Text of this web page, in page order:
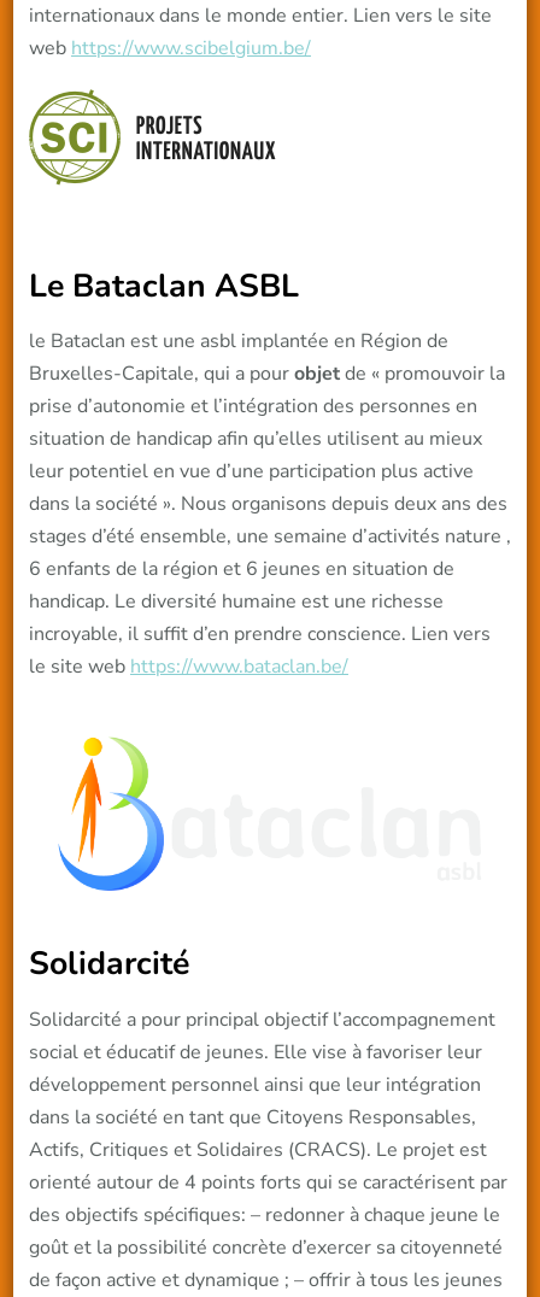
internationaux dans le monde entier. Lien vers le site
web https://www.scibelgium.be/
Le Bataclan ASBL
le Bataclan est une asbl implantée en Région de
Bruxelles-Capitale, qui a pourobjetde « promouvoir la
prise d’autonomie et l’intégration des personnes en
situation de handicap afin qu’elles utilisent au mieux
leur potentiel en vue d’une participation plus active
dans la société ». Nous organisons depuis deux ans des
stages d’été ensemble, une semaine d’activités nature ,
6 enfants de la région et 6 jeunes en situation de
handicap. Le diversité humaine est une richesse
incroyable, il suffit d’en prendre conscience. Lien vers
le site webhttps://www.bataclan.be/
Solidarcité
Solidarcité a pour principal objectif l’accompagnement
social et éducatif de jeunes. Elle vise à favoriser leur
développement personnel ainsi que leur intégration
dans la société en tant que Citoyens Responsables,
Actifs, Critiques et Solidaires (CRACS). Le projet est
orienté autour de 4 points forts qui se caractérisent par
des objectifs spécifiques: – redonner à chaque jeune le
goût et la possibilité concrète d’exercer sa citoyenneté
de façon active et dynamique ; – offrir à tous les jeunes